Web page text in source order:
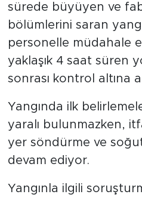
sürede büyüyen ve
bölümlerini saran
personelle müdahale
yaklaşık 4 saat süren
sonrası kontrol altına
Yangında ilk
yaralı bulunmazken,
yer söndürme ve
devam ediyor.
Yangınla ilgili